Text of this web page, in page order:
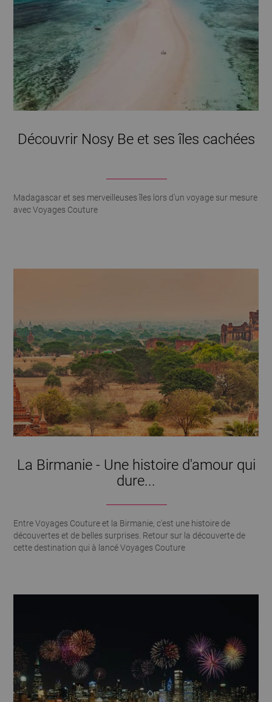
Découvrir Nosy Be et ses îles cachées
Madagascar et ses merveilleuses îles lors d'un voyage sur mesure
avec Voyages Couture
La Birmanie - Une histoire d'amour qui
dure...
Entre Voyages Couture et la Birmanie, c'est une histoire de
découvertes et de belles surprises. Retour sur la découverte de
cette destination qui à lancé Voyages Couture